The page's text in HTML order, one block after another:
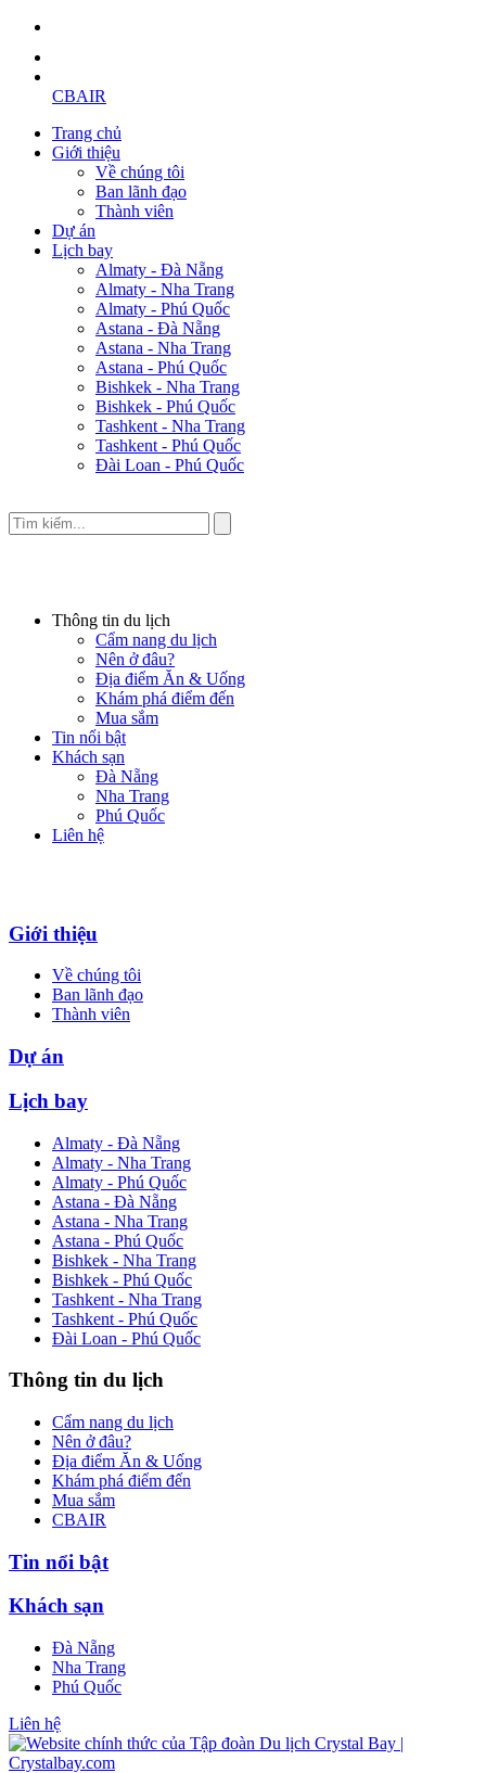
CBAIR
Trang chủ
Giới thiệu
Về chúng tôi
Ban lãnh đạo
Thành viên
Dự án
Lịch bay
Almaty - Đà Nẵng
Almaty - Nha Trang
Almaty - Phú Quốc
Astana - Đà Nẵng
Astana - Nha Trang
Astana - Phú Quốc
Bishkek - Nha Trang
Bishkek - Phú Quốc
Tashkent - Nha Trang
Tashkent - Phú Quốc
Đài Loan - Phú Quốc
Thông tin du lịch
Cẩm nang du lịch
Nên ở đâu?
Địa điểm Ăn & Uống
Khám phá điểm đến
Mua sắm
Tin nổi bật
Khách sạn
Đà Nẵng
Nha Trang
Phú Quốc
Liên hệ
Giới thiệu
Về chúng tôi
Ban lãnh đạo
Thành viên
Dự án
Lịch bay
Almaty - Đà Nẵng
Almaty - Nha Trang
Almaty - Phú Quốc
Astana - Đà Nẵng
Astana - Nha Trang
Astana - Phú Quốc
Bishkek - Nha Trang
Bishkek - Phú Quốc
Tashkent - Nha Trang
Tashkent - Phú Quốc
Đài Loan - Phú Quốc
Thông tin du lịch
Cẩm nang du lịch
Nên ở đâu?
Địa điểm Ăn & Uống
Khám phá điểm đến
Mua sắm
CBAIR
Tin nổi bật
Khách sạn
Đà Nẵng
Nha Trang
Phú Quốc
Liên hệ